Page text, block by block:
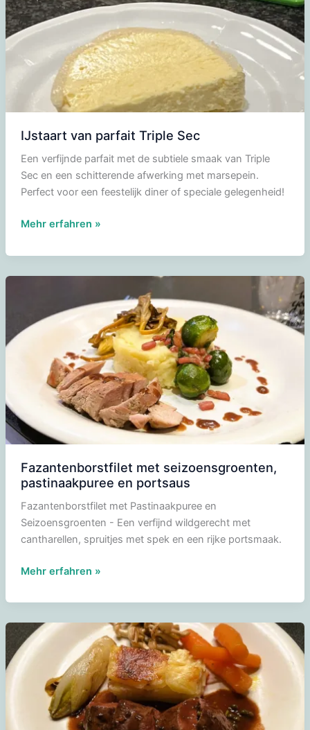
IJstaart van parfait Triple Sec
Een verfijnde parfait met de subtiele smaak van Triple
Sec en een schitterende afwerking met marsepein.
Perfect voor een feestelijk diner of speciale gelegenheid!
IJstaart
parfait
Triple
Mehr erfahren »
Fazantenborstfilet met seizoensgroenten,
pastinaakpuree en portsaus
Fazantenborstfilet met Pastinaakpuree en
Seizoensgroenten - Een verfijnd wildgerecht met
cantharellen, spruitjes met spek en een rijke portsmaak.
Fazantenborstfilet
seizoensgroenten,
pastinaakpuree
en
portsaus
Mehr erfahren »